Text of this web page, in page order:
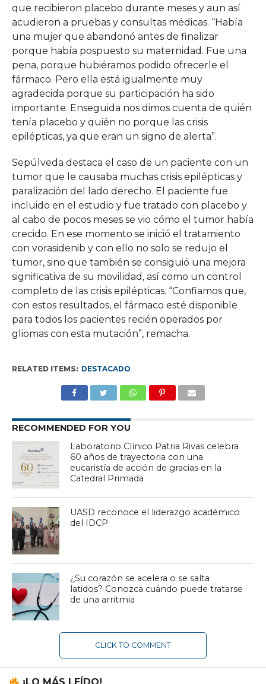
que recibieron placebo durante meses y aun así
acudieron a pruebas y consultas médicas. “Había
una mujer que abandonó antes de finalizar
porque había pospuesto su maternidad. Fue una
pena, porque hubiéramos podido ofrecerle el
fármaco. Pero ella está igualmente muy
agradecida porque su participación ha sido
importante. Enseguida nos dimos cuenta de quién
tenía placebo y quién no porque las crisis
epilépticas, ya que eran un signo de alerta”.
Sepúlveda destaca el caso de un paciente con un
tumor que le causaba muchas crisis epilépticas y
paralización del lado derecho. El paciente fue
incluido en el estudio y fue tratado con placebo y
al cabo de pocos meses se vio cómo el tumor había
crecido. En ese momento se inició el tratamiento
con vorasidenib y con ello no solo se redujo el
tumor, sino que también se consiguió una mejora
significativa de su movilidad, así como un control
completo de las crisis epilépticas. “Confiamos que,
con estos resultados, el fármaco esté disponible
para todos los pacientes recién operados por
gliomas con esta mutación”, remacha.
RELATED ITEMS: DESTACADO
RECOMMENDED FOR YOU
Laboratorio Clínico Patria Rivas celebra
60 años de trayectoria con una
eucaristía de acción de gracias en la
Catedral Primada
UASD reconoce el liderazgo académico
del IDCP
¿Su corazón se acelera o se salta
latidos? Conozca cuándo puede tratarse
de una arritmia
CLICK TO COMMENT